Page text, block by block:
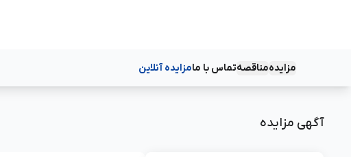
مزایدهمناقصهتماس با مامزایده آنلاین
آگهی مزایده